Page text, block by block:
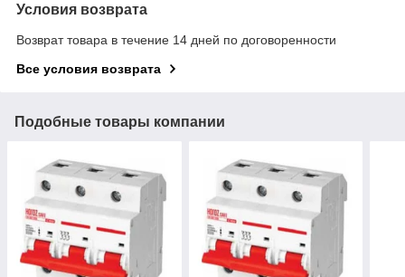
Условия возврата
Возврат товара в течение 14 дней по договоренности
Все условия возврата
Подобные товары компании